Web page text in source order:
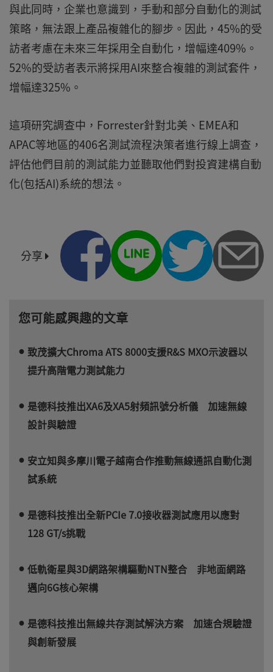
與此同時，企業也意識到，手動和部分自動化的測試
策略，無法跟上產品複雜化的腳步。因此，45%的受
訪者考慮在未來三年採用全自動化，增幅達409%。
52%的受訪者表示將採用AI來整合複雜的測試套件，
增幅達325%。
這項研究調查中，Forrester針對北美、EMEA和
APAC等地區的406名測試流程決策者進行線上調查，
評估他們目前的測試能力並聽取他們對投資建構自動
化(包括AI)系統的想法。
分享
您可能感興趣的文章
致茂擴大Chroma ATS 8000支援R&S MXO示波器以
提升高階電力測試能力
是德科技推出XA6及XA5射頻訊號分析儀 加速無線
設計與驗證
安立知與多摩川電子越南合作推動無線通訊自動化測
試系統
是德科技推出全新PCIe 7.0接收器測試應用以應對
128 GT/s挑戰
低軌衛星與3D網路架構驅動NTN整合 非地面網路
邁向6G核心架構
是德科技推出無線共存測試解決方案 加速合規驗證
與創新發展